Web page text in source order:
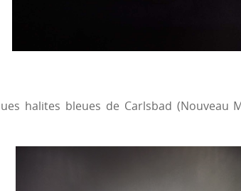
halites bleues de Carlsbad